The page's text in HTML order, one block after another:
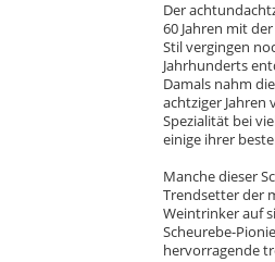
Der
60 Jahren mit
Stil vergingen
Jahrhunderts
Damals nahm
achtziger Jahren
Spezialität bei
einige ihrer
Manche dieser
Trendsetter der
Weintrinker auf
Scheurebe-
hervorragende